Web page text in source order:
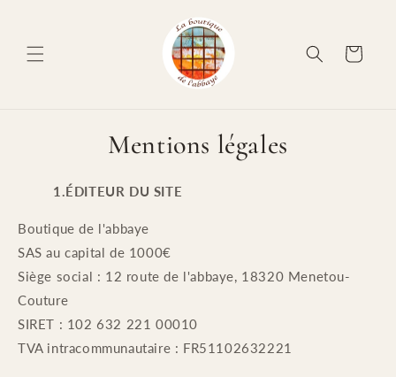
contenu
Panier
Mentions légales
1.ÉDITEUR DU SITE
Boutique de l'abbaye
SAS au capital de 1000€
Siège social : 12 route de l'abbaye, 18320 Menetou-
Couture
SIRET : 102 632 221 00010
TVA intracommunautaire : FR51102632221